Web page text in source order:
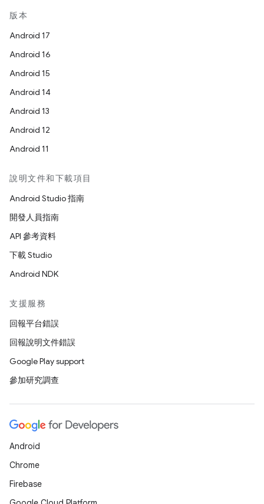
版本
Android 17
Android 16
Android 15
Android 14
Android 13
Android 12
Android 11
說明文件和下載項目
Android Studio 指南
開發人員指南
API 參考資料
下載 Studio
Android NDK
支援服務
回報平台錯誤
回報說明文件錯誤
Google Play support
參加研究調查
Android
Chrome
Firebase